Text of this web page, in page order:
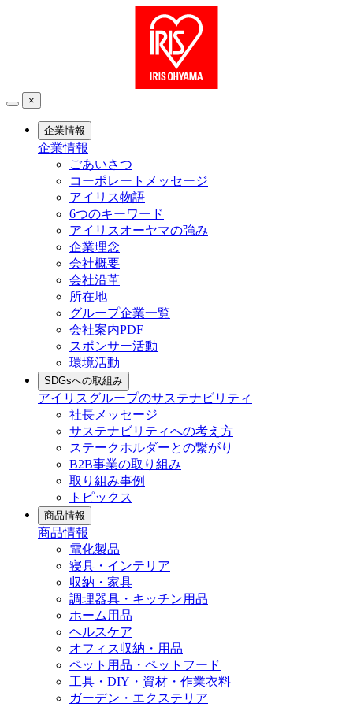
×
企業情報
企業情報
ごあいさつ
コーポレートメッセージ
アイリス物語
6つのキーワード
アイリスオーヤマの強み
企業理念
会社概要
会社沿革
所在地
グループ企業一覧
会社案内PDF
スポンサー活動
環境活動
SDGsへの取組み
アイリスグループのサステナビリティ
社長メッセージ
サステナビリティへの考え方
ステークホルダーとの繋がり
B2B事業の取り組み
取り組み事例
トピックス
商品情報
商品情報
電化製品
寝具・インテリア
収納・家具
調理器具・キッチン用品
ホーム用品
ヘルスケア
オフィス収納・用品
ペット用品・ペットフード
工具・DIY・資材・作業衣料
ガーデン・エクステリア